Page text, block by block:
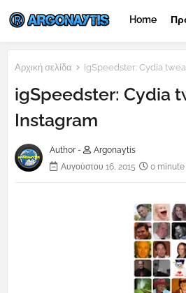
Home
Αρχική σελίδα igSpeedster: Cydia
igSpeedster: Cydia
Instagram
Author -
Argonaytis
Αυγούστου 16, 2015
0 minute